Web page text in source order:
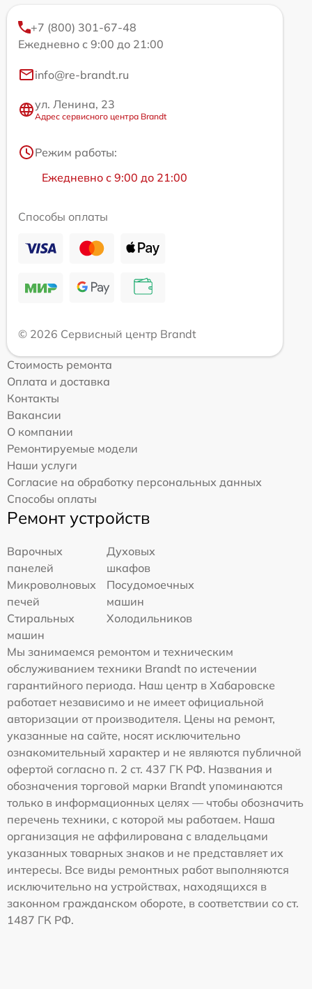
+7 (800) 301-67-48
Ежедневно с 9:00 до 21:00
info@re-brandt.ru
ул. Ленина, 23
Адрес сервисного центра Brandt
Режим работы:
Ежедневно с 9:00 до 21:00
Способы оплаты
© 2026 Сервисный центр Brandt
Стоимость ремонта
Оплата и доставка
Контакты
Вакансии
О компании
Ремонтируемые модели
Наши услуги
Согласие на обработку персональных данных
Способы оплаты
Ремонт устройств
Варочных
панелей
Духовых
шкафов
Микроволновых
печей
Посудомоечных
машин
Стиральных
машин
Холодильников
Мы занимаемся ремонтом и техническим
обслуживанием техники Brandt по истечении
гарантийного периода. Наш центр в Хабаровске
работает независимо и не имеет официальной
авторизации от производителя. Цены на ремонт,
указанные на сайте, носят исключительно
ознакомительный характер и не являются публичной
офертой согласно п. 2 ст. 437 ГК РФ. Названия и
обозначения торговой марки Brandt упоминаются
только в информационных целях — чтобы обозначить
перечень техники, с которой мы работаем. Наша
организация не аффилирована с владельцами
указанных товарных знаков и не представляет их
интересы. Все виды ремонтных работ выполняются
исключительно на устройствах, находящихся в
законном гражданском обороте, в соответствии со ст.
1487 ГК РФ.